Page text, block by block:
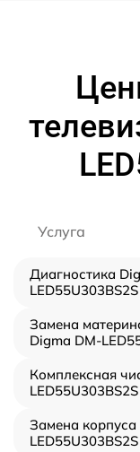
Услуга
Диагностика
LED55U303BS2S
Замена
Digma DM-
Комплексная
LED55U303BS2S
Замена
LED55U303BS2S